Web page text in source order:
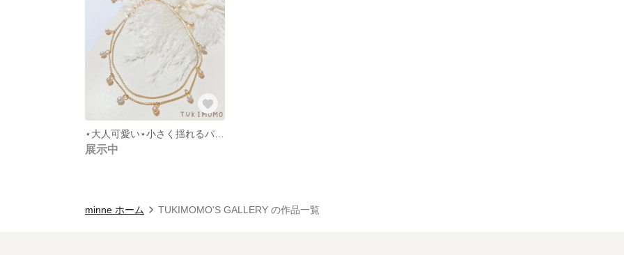
展示中
minne ホーム TUKIMOMO'S GALLERY の作品一覧